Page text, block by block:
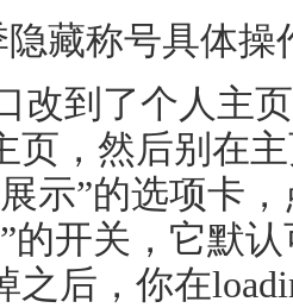
隐藏称号具体操
改到了个人主
页，然后别在
示”的选项卡
的开关，它默
之后，你在